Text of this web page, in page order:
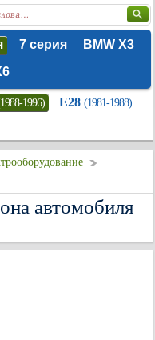
7 серия
BMW X3
1996) E28 (1981-1988)
автомобиля